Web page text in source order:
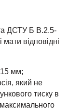
ДСТУ Б В.2.5-
відповідні
мм;
який не
тиску в